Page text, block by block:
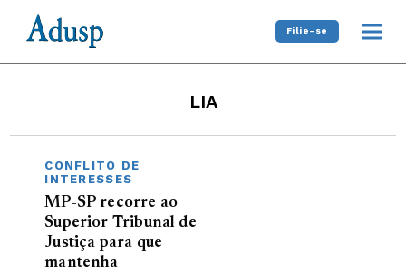
Filie-se
LIA
CONFLITO DE
INTERESSES
MP-SP recorre ao
Superior Tribunal de
Justiça para que
mantenha